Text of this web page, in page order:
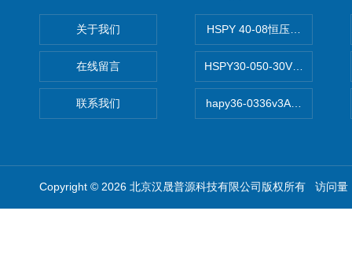
关于我们
在线留言
联系我们
HSPY 40-08恒压恒流恒功率
HSPY30-050-30V/-05A可调
hapy36-0336v3A高精度小型
Copyright © 2026 北京汉晟普源科技有限公司版权所有 访问量